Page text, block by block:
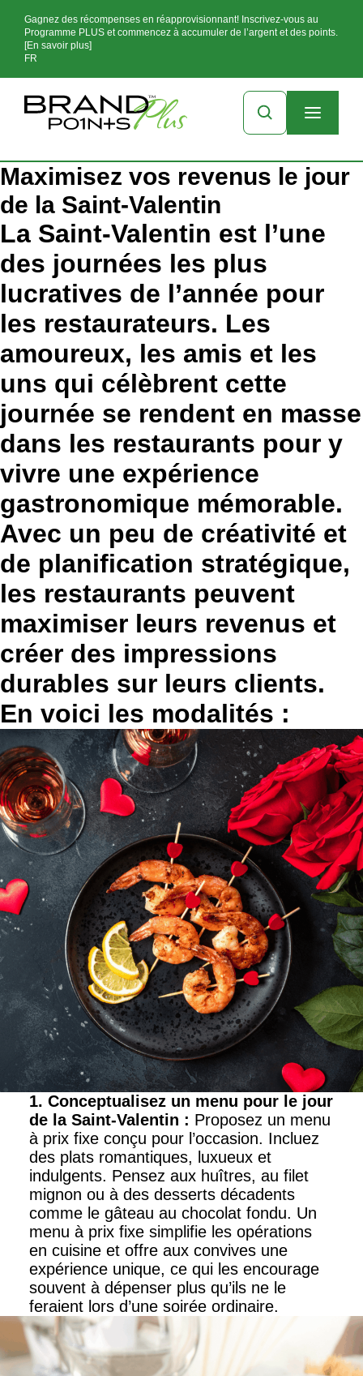
Gagnez des récompenses en réapprovisionnant! Inscrivez-vous au
Programme PLUS et commencez à accumuler de l’argent et des points.
[En savoir plus]
FR
Maximisez vos revenus le jour
de la Saint-Valentin
La Saint-Valentin est l’une
des journées les plus
lucratives de l’année pour
les restaurateurs. Les
amoureux, les amis et les
uns qui célèbrent cette
journée se rendent en masse
dans les restaurants pour y
vivre une expérience
gastronomique mémorable.
Avec un peu de créativité et
de planification stratégique,
les restaurants peuvent
maximiser leurs revenus et
créer des impressions
durables sur leurs clients.
En voici les modalités :
1. Conceptualisez un menu pour le jour
de la Saint-Valentin : Proposez un menu
à prix fixe conçu pour l’occasion. Incluez
des plats romantiques, luxueux et
indulgents. Pensez aux huîtres, au filet
mignon ou à des desserts décadents
comme le gâteau au chocolat fondu. Un
menu à prix fixe simplifie les opérations
en cuisine et offre aux convives une
expérience unique, ce qui les encourage
souvent à dépenser plus qu’ils ne le
feraient lors d’une soirée ordinaire.